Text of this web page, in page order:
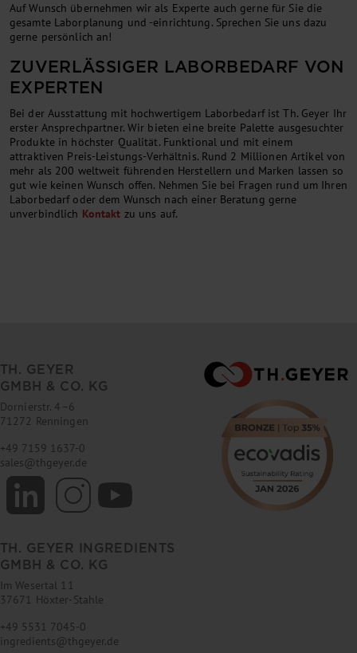
Auf Wunsch übernehmen wir als Experte auch gerne für Sie die
gesamte Laborplanung und -einrichtung. Sprechen Sie uns dazu
gerne persönlich an!
ZUVERLÄSSIGER LABORBEDARF VON
EXPERTEN
Bei der Ausstattung mit hochwertigem Laborbedarf ist Th. Geyer Ihr
erster Ansprechpartner. Wir bieten eine breite Palette ausgesuchter
Produkte in höchster Qualität. Funktional und mit einem
attraktiven Preis-Leistungs-Verhältnis. Rund 2 Millionen Artikel von
mehr als 200 weltweit führenden Herstellern und Marken lassen so
gut wie keinen Wunsch offen. Nehmen Sie bei Fragen rund um Ihren
Laborbedarf oder dem Wunsch nach einer Beratung gerne
unverbindlich Kontakt zu uns auf.
TH. GEYER
GMBH & CO. KG
Dornierstr. 4–6
71272 Renningen
+49 7159 1637-0
sales@thgeyer.de
TH. GEYER INGREDIENTS
GMBH & CO. KG
Im Wesertal 11
37671 Höxter-Stahle
+49 5531 7045-0
ingredients@thgeyer.de